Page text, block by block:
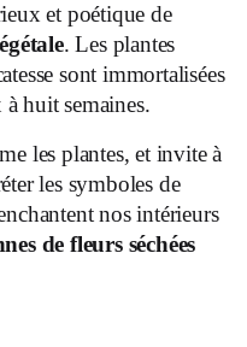
et poétique de
. Les plantes
sont immortalisées
huit semaines.
les plantes, et invite à
les symboles de
nos intérieurs
de fleurs séchées